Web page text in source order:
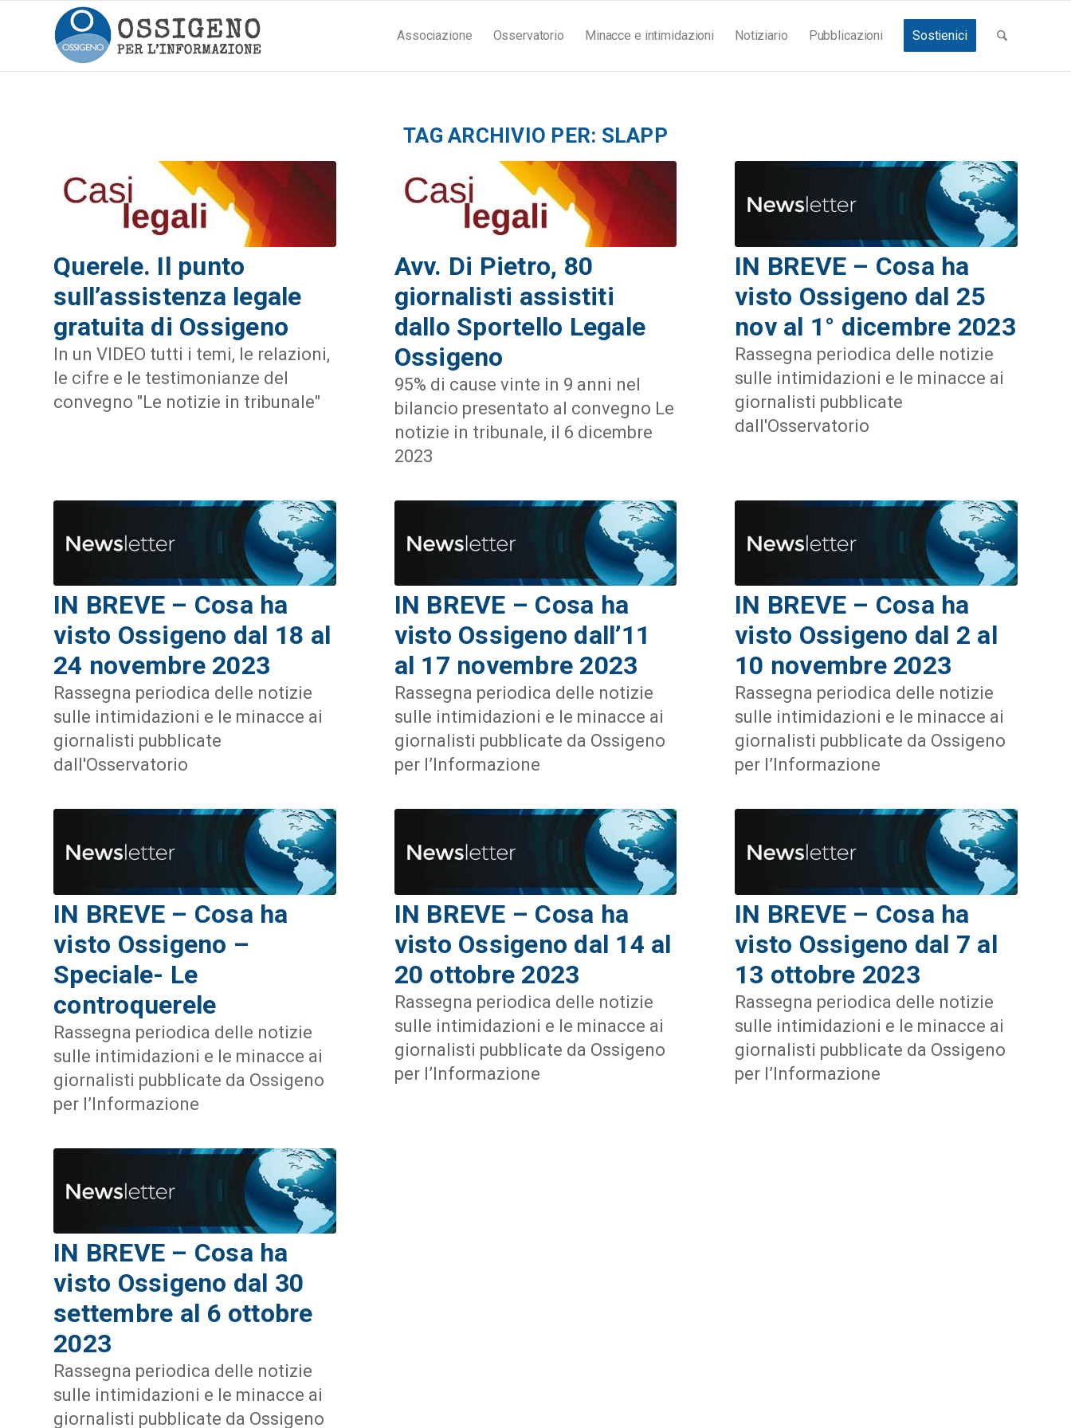
Associazione Osservatorio Minacce e intimidazioni Notiziario Pubblicazioni Sostienici
TAG ARCHIVIO PER: SLAPP
Querele. Il punto
sull’assistenza legale
gratuita di Ossigeno
In un VIDEO tutti i temi, le relazioni,
le cifre e le testimonianze del
convegno "Le notizie in tribunale"
Avv. Di Pietro, 80
giornalisti assistiti
dallo Sportello Legale
Ossigeno
95% di cause vinte in 9 anni nel
bilancio presentato al convegno Le
notizie in tribunale, il 6 dicembre
2023
IN BREVE – Cosa ha
visto Ossigeno dal 25
nov al 1° dicembre 2023
Rassegna periodica delle notizie
sulle intimidazioni e le minacce ai
giornalisti pubblicate
dall'Osservatorio
IN BREVE – Cosa ha
visto Ossigeno dal 18 al
24 novembre 2023
Rassegna periodica delle notizie
sulle intimidazioni e le minacce ai
giornalisti pubblicate
dall'Osservatorio
IN BREVE – Cosa ha
visto Ossigeno dall’11
al 17 novembre 2023
Rassegna periodica delle notizie
sulle intimidazioni e le minacce ai
giornalisti pubblicate da Ossigeno
per l’Informazione
IN BREVE – Cosa ha
visto Ossigeno dal 2 al
10 novembre 2023
Rassegna periodica delle notizie
sulle intimidazioni e le minacce ai
giornalisti pubblicate da Ossigeno
per l’Informazione
IN BREVE – Cosa ha
visto Ossigeno –
Speciale- Le
controquerele
Rassegna periodica delle notizie
sulle intimidazioni e le minacce ai
giornalisti pubblicate da Ossigeno
per l’Informazione
IN BREVE – Cosa ha
visto Ossigeno dal 14 al
20 ottobre 2023
Rassegna periodica delle notizie
sulle intimidazioni e le minacce ai
giornalisti pubblicate da Ossigeno
per l’Informazione
IN BREVE – Cosa ha
visto Ossigeno dal 7 al
13 ottobre 2023
Rassegna periodica delle notizie
sulle intimidazioni e le minacce ai
giornalisti pubblicate da Ossigeno
per l’Informazione
IN BREVE – Cosa ha
visto Ossigeno dal 30
settembre al 6 ottobre
2023
Rassegna periodica delle notizie
sulle intimidazioni e le minacce ai
giornalisti pubblicate da Ossigeno